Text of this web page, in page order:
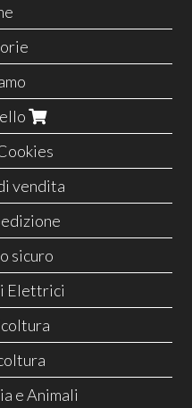
vendita
sicuro
Elettrici
e Animali